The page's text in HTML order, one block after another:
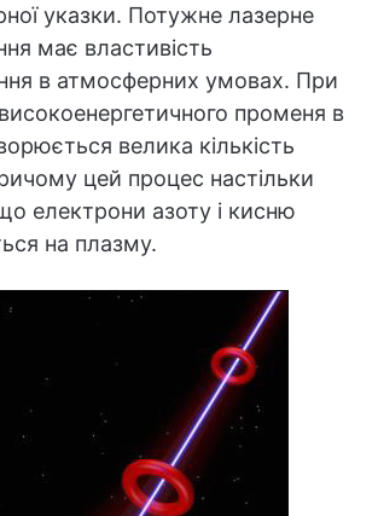
указки. Потужне лазерне
має властивість
в атмосферних умовах. При
променя в
велика кількість
цей процес настільки
електрони азоту і кисню
на плазму.